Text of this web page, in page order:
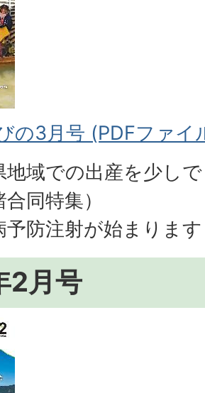
の3月号 (PDFファイ
地域での出産を少し
合同特集）
予防注射が始まります
2月号